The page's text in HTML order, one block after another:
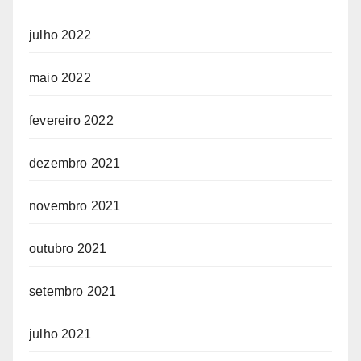
julho 2022
maio 2022
fevereiro 2022
dezembro 2021
novembro 2021
outubro 2021
setembro 2021
julho 2021